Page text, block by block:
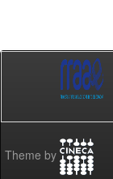
Theme by